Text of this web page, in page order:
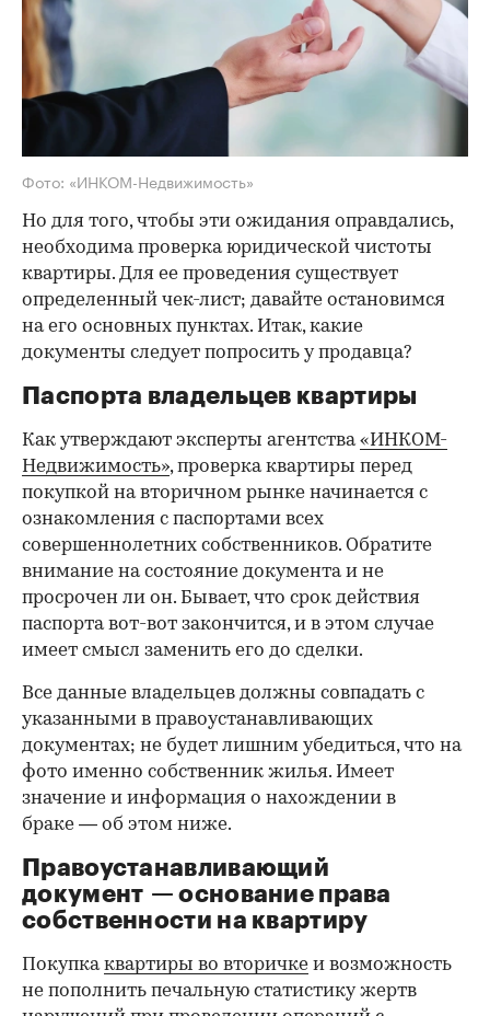
Фото: «ИНКОМ-Недвижимость»
Но для того, чтобы эти ожидания оправдались,
необходима проверка юридической чистоты
квартиры. Для ее проведения существует
определенный чек-лист; давайте остановимся
на его основных пунктах. Итак, какие
документы следует попросить у продавца?
Паспорта владельцев квартиры
Как утверждают эксперты агентства«ИНКОМ-
Недвижимость», проверка квартиры перед
покупкой на вторичном рынке начинается с
ознакомления с паспортами всех
совершеннолетних собственников. Обратите
внимание на состояние документа и не
просрочен ли он. Бывает, что срок действия
паспорта вот-вот закончится, и в этом случае
имеет смысл заменить его до сделки.
00:00 / 00:00
Все данные владельцев должны совпадать с
указанными в правоустанавливающих
документах; не будет лишним убедиться, что на
фото именно собственник жилья. Имеет
значение и информация о нахождении в
браке — об этом ниже.
Правоустанавливающий
документ — основание права
собственности на квартиру
Покупкаквартиры во вторичке и возможность
не пополнить печальную статистику жертв